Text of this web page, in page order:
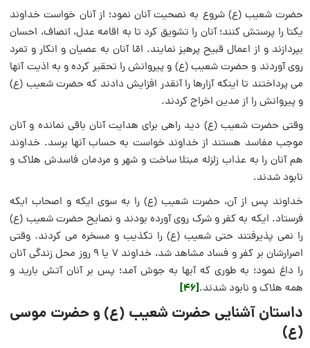
حضرت شعیب (ع) شروع به نصحیت آنان نمود؛ از آنان خواست خداوند
یکتا را پرستش کنند؛ آنان را تشویق کرد تا به اقامه عدل، انصاف، احسان
بپردازند و از اعمال قبیح پرهیز نمایند. امّا آنان به عصیان و انکار و تمرد
روی آوردند و حضرت شعیب (ع) و پیروانش را تحقیر ‏کرده و به اذیت آنها
می‏ پرداختند تا اینکه آزارها را آنقدر افزایش دادند که حضرت شعیب (ع)
و پیروانش را از مدین اخراج کردند.
وقتی حضرت شعیب (ع) دید راهی برای هدایت آنان باقی نمانده و آنان
موجب مفاسد هستند از خداوند خواست به حساب آنها برسد. خداوند
هم آنان را به عذاب زلزله مبتلا ساخت و شهر و مردمان فاسدش هلاک و
نابود شدند.
خداوند پس از آن، حضرت شعیب (ع) را به سوی ایکه و اصحاب ایکه
فرستاد. ایکه به کفر و شرک روی آورده بودند و نصایح حضرت شعیب (ع)
را نمی‏ پذیرفتند حتی شعیب (ع) را تکذیب و مسخره می‏ کردند. وقتی
اصرارشان بر کفر و فساد مشاهد شد، خداوند 7 یا 9 روز محل زندگی آنان
را داغ نمود؛ به طوری که آب‏ها به جوش آمد؛ پس بر آنان آتش بارید و
همه هلاک و نابود شدند.[46]
داستان آشنایی حضرت شعیب (ع) و حضرت موسی
(ع)